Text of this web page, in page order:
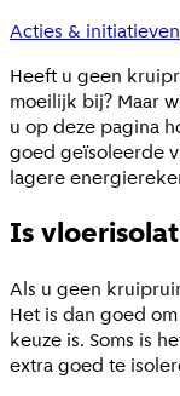
Acties & initiatieven
Heeft u geen
moeilijk bij? Maar
u op deze pagina
goed geïsoleerde
lagere
Is
Als u geen
Het is dan goed
keuze is. Soms is
extra goed te